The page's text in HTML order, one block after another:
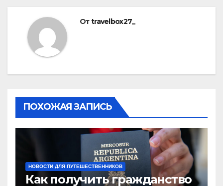
Отtravelbox27_
ПОХОЖАЯ ЗАПИСЬ
НОВОСТИ ДЛЯ ПУТЕШЕСТВЕННИКОВ
Как получить гражданство